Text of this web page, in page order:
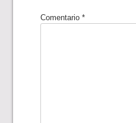
Comentario*